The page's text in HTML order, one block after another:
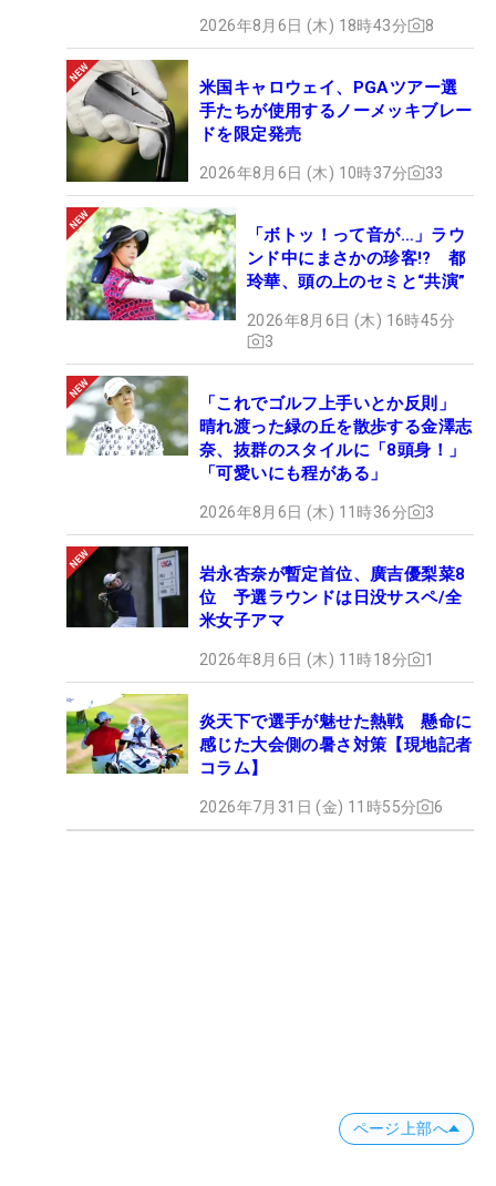
2026年8月6日 (木) 18時43分 8
米国キャロウェイ、PGAツアー選
手たちが使用するノーメッキブレー
ドを限定発売
2026年8月6日 (木) 10時37分 33
「ボトッ！って音が…」ラウ
ンド中にまさかの珍客!? 都
玲華、頭の上のセミと“共演”
2026年8月6日 (木) 16時45分
3
「これでゴルフ上手いとか反則」
晴れ渡った緑の丘を散歩する金澤志
奈、抜群のスタイルに「8頭身！」
「可愛いにも程がある」
2026年8月6日 (木) 11時36分 3
岩永杏奈が暫定首位、廣吉優梨菜8
位 予選ラウンドは日没サスペ/全
米女子アマ
2026年8月6日 (木) 11時18分 1
炎天下で選手が魅せた熱戦 懸命に
感じた大会側の暑さ対策【現地記者
コラム】
2026年7月31日 (金) 11時55分 6
ページ上部へ